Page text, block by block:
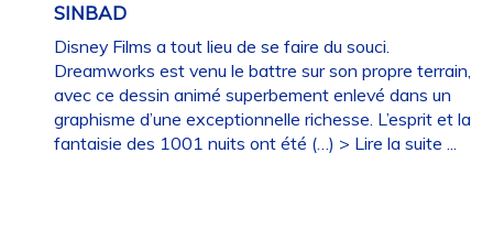
SINBAD
Disney Films a tout lieu de se faire du souci.
Dreamworks est venu le battre sur son propre terrain,
avec ce dessin animé superbement enlevé dans un
graphisme d’une exceptionnelle richesse. L’esprit et la
fantaisie des 1001 nuits ont été (…) > Lire la suite ...